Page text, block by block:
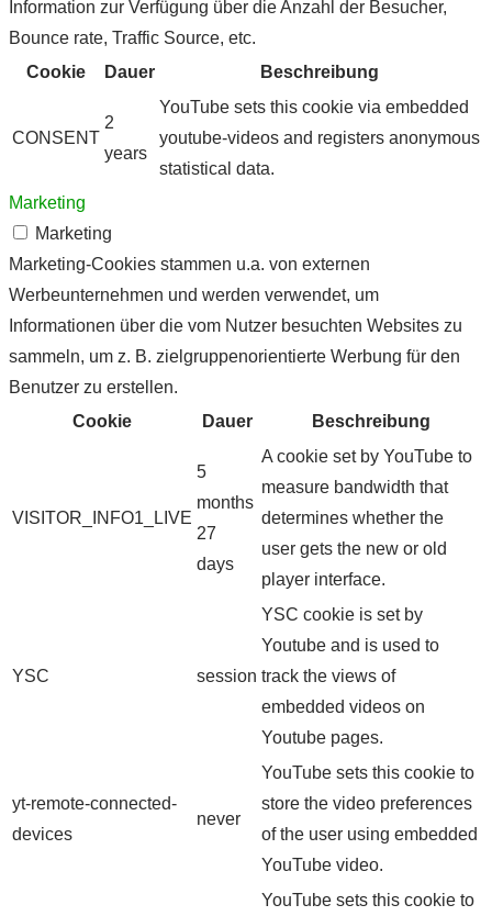
Information zur Verfügung über die Anzahl der Besucher,
Bounce rate, Traffic Source, etc.
Cookie
Dauer Beschreibung
CONSENT
2
years
YouTube sets this cookie via embedded
youtube-videos and registers anonymous
statistical data.
Marketing
Marketing
Marketing-Cookies stammen u.a. von externen
Werbeunternehmen und werden verwendet, um
Informationen über die vom Nutzer besuchten Websites zu
sammeln, um z. B. zielgruppenorientierte Werbung für den
Benutzer zu erstellen.
Cookie
Dauer Beschreibung
VISITOR_INFO1_LIVE
5
months
27
days
A cookie set by YouTube to
measure bandwidth that
determines whether the
user gets the new or old
player interface.
YSC session
YSC cookie is set by
Youtube and is used to
track the views of
embedded videos on
Youtube pages.
yt-remote-connected-
devices
never
YouTube sets this cookie to
store the video preferences
of the user using embedded
YouTube video.
YouTube sets this cookie to